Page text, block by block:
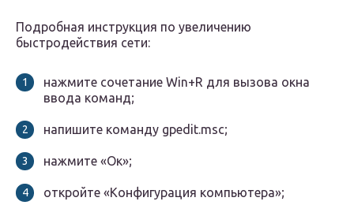
Подробная инструкция по увеличению
быстродействия сети:
нажмите сочетание Win+R для вызова окна
ввода команд;
напишите команду gpedit.msc;
нажмите «Ок»;
откройте «Конфигурация компьютера»;